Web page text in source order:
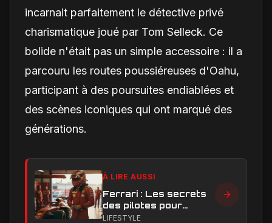
incarnait parfaitement le détective privé
charismatique joué par Tom Selleck. Ce
bolide n'était pas un simple accessoire : il a
parcouru les routes poussiéreuses d'Oahu,
participant à des poursuites endiablées et
des scènes iconiques qui ont marqué des
générations.
À LIRE AUSSI
Ferrari : Les secrets
des pilotes pour
dompter la pression
LIFESTYLE